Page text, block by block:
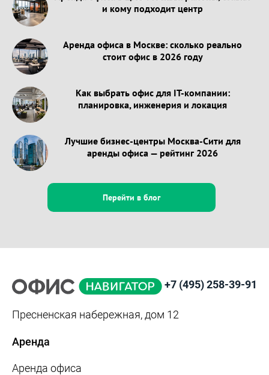
и кому подходит центр
Аренда офиса в Москве: сколько реально
стоит офис в 2026 году
Как выбрать офис для IT-компании:
планировка, инженерия и локация
Лучшие бизнес-центры Москва-Сити для
аренды офиса — рейтинг 2026
Перейти в блог
+7 (495) 258-39-91
Пресненская набережная, дом 12
Аренда
Аренда офиса